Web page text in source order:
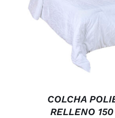
COLCHA
RELLENO